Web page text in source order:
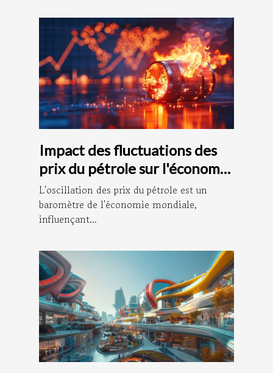
Impact des fluctuations des
prix du pétrole sur l'économie
mondiale
L'oscillation des prix du pétrole est un
baromètre de l'économie mondiale,
influençant...